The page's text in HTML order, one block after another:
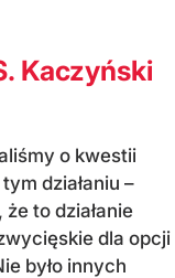
Kaczyński
o kwestii
działaniu –
to działanie
dla opcji
było innych